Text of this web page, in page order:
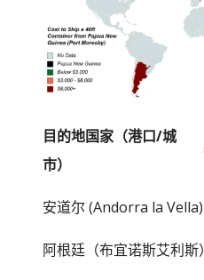
目的地国家（港口/城
市）
目的地国家（港口/城
安道尔 (Andorra la Vella)
阿根廷（布宜诺斯艾利斯）